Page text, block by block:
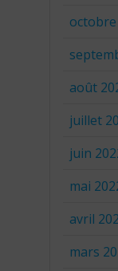
octobre
août
juillet
juin
mai
avril
mars